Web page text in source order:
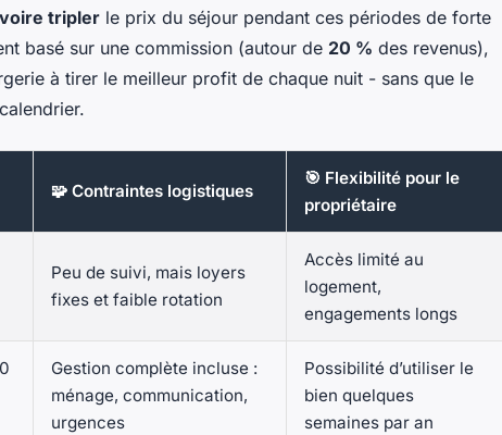
tripler le prix du séjour pendant ces périodes de forte
basé sur une commission (autour de 20 % des revenus),
à tirer le meilleur profit de chaque nuit - sans que le
🧩 Contraintes logistiques
🎯 Flexibilité pour le
propriétaire
Peu de suivi, mais loyers
fixes et faible rotation
Accès limité au
logement,
engagements longs
Gestion complète incluse :
ménage, communication,
urgences
Possibilité d’utiliser le
bien quelques
semaines par an